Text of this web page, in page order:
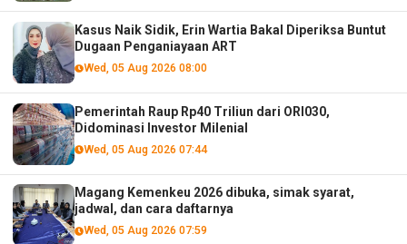
Kasus Naik Sidik, Erin Wartia Bakal Diperiksa Buntut
Dugaan Penganiayaan ART
Wed, 05 Aug 2026 08:00
Pemerintah Raup Rp40 Triliun dari ORI030,
Didominasi Investor Milenial
Wed, 05 Aug 2026 07:44
Magang Kemenkeu 2026 dibuka, simak syarat,
jadwal, dan cara daftarnya
Wed, 05 Aug 2026 07:59